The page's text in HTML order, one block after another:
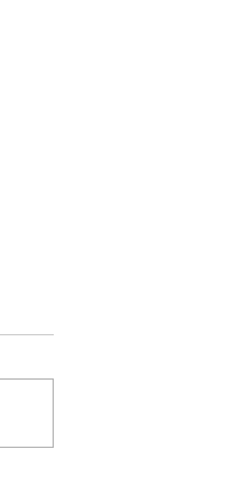
리와 이슬람 테러 조직 ISIS와